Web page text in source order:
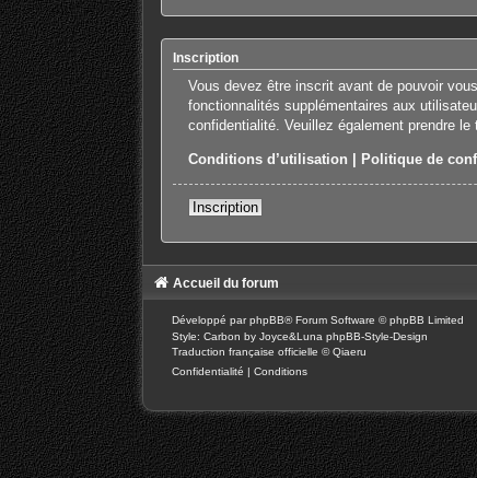
Inscription
Vous devez être inscrit avant de pouvoir
fonctionnalités supplémentaires aux
confidentialité. Veuillez également prendre
Conditions d’utilisation Politique de
Inscription
Accueil du forum
Développé parphpBB® Forum Software © phpBB Limited
Style: Carbon by Joyce&Luna phpBB-Style-Design
Traduction française officielle ©Qiaeru
Confidentialité | Conditions